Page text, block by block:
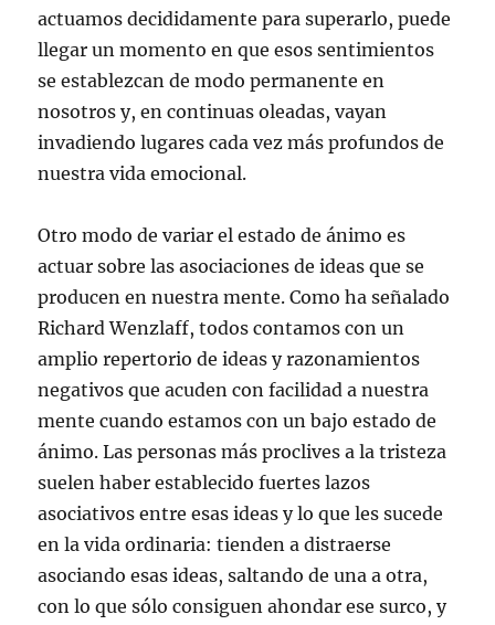
actuamos decididamente para superarlo, puede
llegar un momento en que esos sentimientos
se establezcan de modo permanente en
nosotros y, en continuas oleadas, vayan
invadiendo lugares cada vez más profundos de
nuestra vida emocional.
Otro modo de variar el estado de ánimo es
actuar sobre las asociaciones de ideas que se
producen en nuestra mente. Como ha señalado
Richard Wenzlaff, todos contamos con un
amplio repertorio de ideas y razonamientos
negativos que acuden con facilidad a nuestra
mente cuando estamos con un bajo estado de
ánimo. Las personas más proclives a la tristeza
suelen haber establecido fuertes lazos
asociativos entre esas ideas y lo que les sucede
en la vida ordinaria: tienden a distraerse
asociando esas ideas, saltando de una a otra,
con lo que sólo consiguen ahondar ese surco, y